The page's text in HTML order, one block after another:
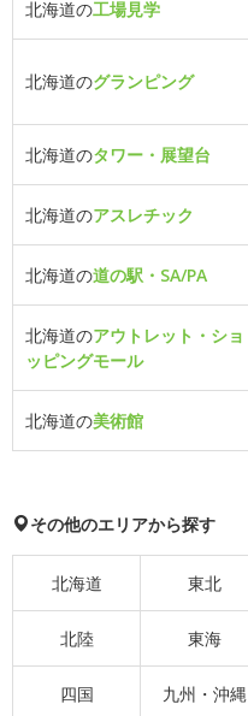
北海道の工場見学
北海道のグランピング
北海道のタワー・展望台
北海道のアスレチック
北海道の道の駅・SA/PA
北海道のアウトレット・ショ
ッピングモール
北海道の美術館
その他のエリアから探す
北海道 東北
北陸 東海
四国 九州・沖縄